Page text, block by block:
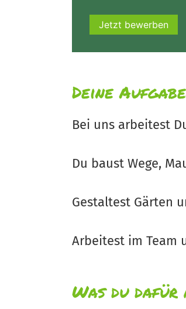
Jetzt bewerben
Deine
Bei uns arbeitest
Du baust Wege,
Gestaltest Gärten
Arbeitest im Team
Was du